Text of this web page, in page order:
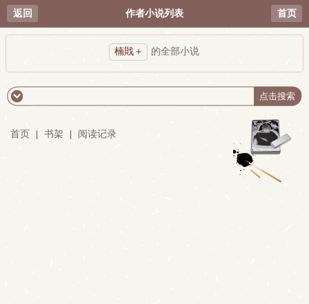
返回 作者小说列表 首页
楠戝＋ 的全部小说
首页 书架 阅读记录